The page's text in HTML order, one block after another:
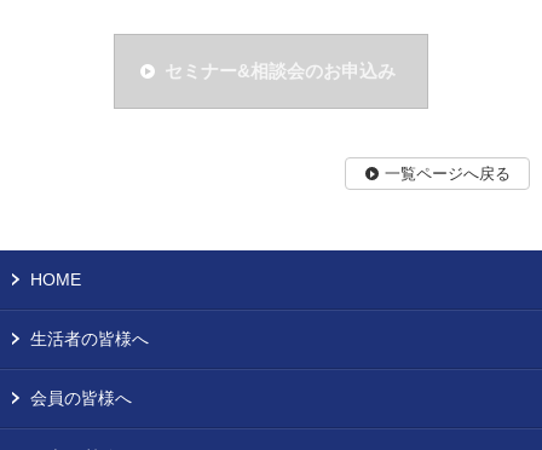
セミナー&相談会のお申込み
一覧ページへ戻る
HOME
生活者の皆様へ
会員の皆様へ